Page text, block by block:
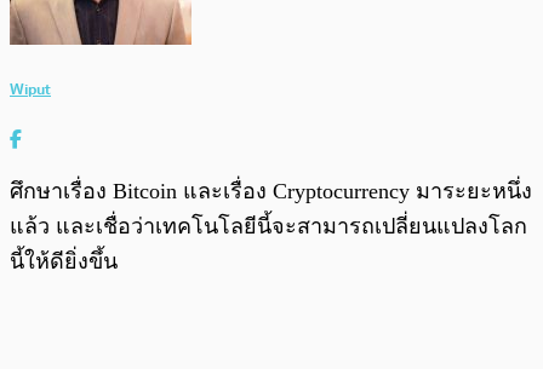
Wiput
ศึกษาเรื่อง Bitcoin และเรื่อง Cryptocurrency มาระยะหนึ่ง
แล้ว และเชื่อว่าเทคโนโลยีนี้จะสามารถเปลี่ยนแปลงโลก
นี้ให้ดียิ่งขึ้น